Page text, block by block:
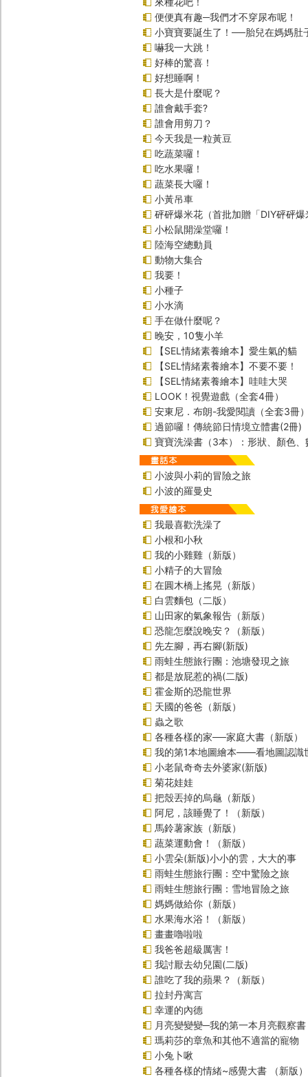
便便真有趣─我們才不穿尿布呢！
小寶寶要誕生了！──胎兒在媽媽肚
嚇我一大跳！
好棒的驚喜！
好想睡啊！
長大是什麼呢？
誰會戴手套?
誰會用剪刀？
今天我是一粒黃豆
吃蔬菜囉！
吃水果囉！
蔬菜長大囉！
小黃吊車
砰砰爆米花（首批加贈「DIY砰砰
小松鼠開澡堂囉！
陸海空總動員
動物大集合
我要！
小種子
小水滴
手在做什麼呢？
晚安，10隻小羊
【SEL情緒素養繪本】愛生氣的貓
【SEL情緒素養繪本】不要不要！
【SEL情緒素養繪本】哇哇大哭
LOOK！視覺遊戲（全套4冊）
安東尼．布朗-我愛閱讀（全套3冊
過節囉！傳統節日情境立體書(2冊)
寶寶洗澡書（3本）：形狀、顏色、
小波與小莉的冒險之旅
小波的羅曼史
我最喜歡洗澡了
小根和小秋
我的小雞雞（新版）
小精子的大冒險
在圓木橋上搖晃（新版）
白雲麵包（二版）
山田家的氣象報告（新版）
恐龍怎麼說晚安？（新版）
先左腳，再右腳(新版)
雨蛙生態旅行團：池塘發現之旅
都是放屁惹的禍(二版)
霍金斯的恐龍世界
天國的爸爸（新版）
蟲之歌
各種各樣的家──家庭大書（新版）
我的第1本地圖繪本――看地圖認識
小老鼠奇奇去外婆家(新版)
菊花娃娃
把殼丟掉的烏龜（新版）
阿尼，該睡覺了！（新版）
馬鈴薯家族（新版）
蔬菜運動會！（新版）
小雲朵(新版)小小的雲，大大的事
雨蛙生態旅行團：空中驚險之旅
雨蛙生態旅行團：雪地冒險之旅
媽媽做給你（新版）
水果海水浴！（新版）
畫畫嚕啦啦
我爸爸超級厲害！
我討厭去幼兒園(二版)
誰吃了我的蘋果？（新版）
拉封丹寓言
幸運的內德
月亮變變變─我的第一本月亮觀察書
瑪莉莎的章魚和其他不適當的寵物
小兔卜啾
各種各樣的情緒~感覺大書 （新版）